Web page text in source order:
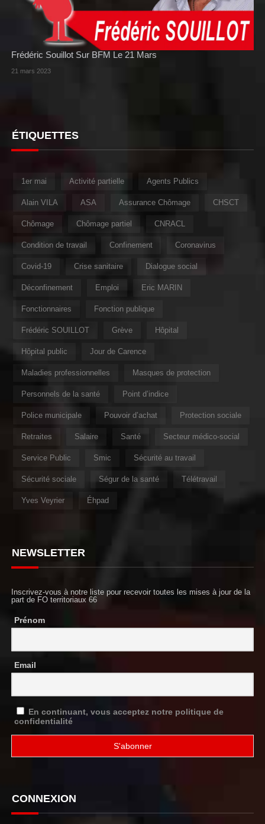
Frédéric Souillot Sur BFM Le 21 Mars
21 mars 2023
ÉTIQUETTES
1er mai Activité partielle Agents Publics
Alain VILA ASA Assurance Chômage CHSCT
Chômage Chômage partiel CNRACL
Condition de travail Confinement Coronavirus
Covid-19 Crise sanitaire Dialogue social
Déconfinement Emploi Eric MARIN
Fonctionnaires Fonction publique
Frédéric SOUILLOT Grève Hôpital
Hôpital public Jour de Carence
Maladies professionnelles Masques de protection
Personnels de la santé Point d’indice
Police municipale Pouvoir d’achat Protection sociale
Retraites Salaire Santé Secteur médico-social
Service Public Smic Sécurité au travail
Sécurité sociale Ségur de la santé Télétravail
Yves Veyrier Éhpad
NEWSLETTER
Inscrivez-vous à notre liste pour recevoir toutes les mises à jour de la
part de FO territoriaux 66
Prénom
Email
En continuant, vous acceptez notre politique de
confidentialité
CONNEXION